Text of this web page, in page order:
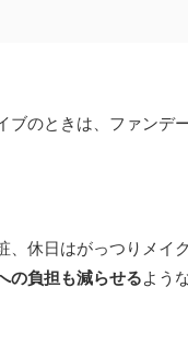
ブのときは、ファン
、休日はがっつりメイ
の負担も減らせるよう